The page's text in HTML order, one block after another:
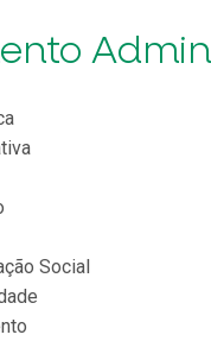
Social